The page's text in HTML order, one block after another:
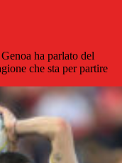
ha parlato del
che sta per partire